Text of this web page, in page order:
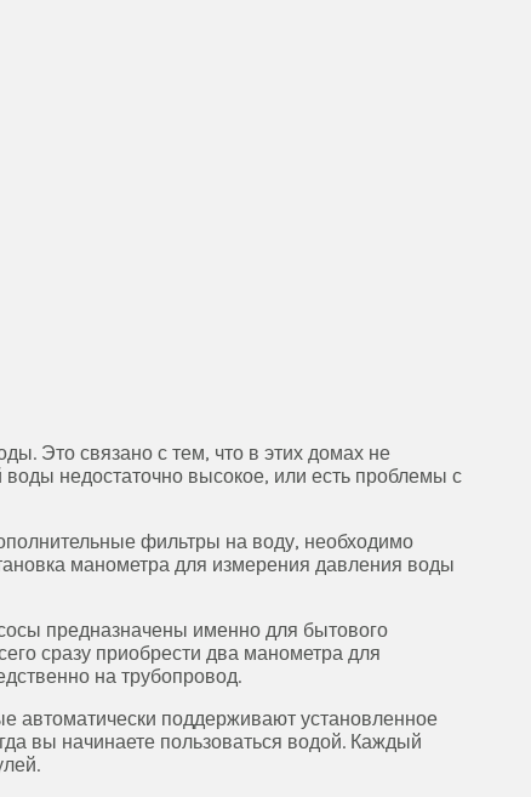
Это связано с тем, что в этих домах не
недостаточно высокое, или есть проблемы с
фильтры на воду, необходимо
манометра для измерения давления воды
предназначены именно для бытового
сразу приобрести два манометра для
на трубопровод.
автоматически поддерживают установленное
вы начинаете пользоваться водой. Каждый